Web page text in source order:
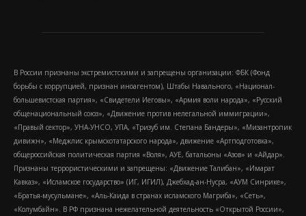
В России признаны экстремистскими и запрещены организации: ФБК (Фонд
борьбы с коррупцией, признан иноагентом), Штабы Навального, «Национал-
большевистская партия», «Свидетели Иеговы», «Армия воли народа», «Русский
общенациональный союз», «Движение против нелегальной иммиграции»,
«Правый сектор», УНА-УНСО, УПА, «Тризуб им. Степана Бандеры», «Мизантропик
дивижн», «Меджлис крымскотатарского народа», движение «Артподготовка»,
общероссийская политическая партия «Воля», АУЕ, батальоны «Азов» и «Айдар».
Признаны террористическими и запрещены: «Движение Талибан», «Имарат
Кавказ», «Исламское государство» (ИГ, ИГИЛ), Джебхад-ан-Нусра, «АУМ Синрике»,
«Братья-мусульмане», «Аль-Каида в странах исламского Магриба», «Сеть»,
«Колумбайн». В РФ признана нежелательной деятельность «Открытой России»,